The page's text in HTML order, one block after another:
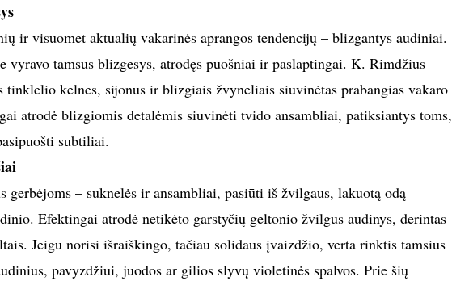
ir visuomet aktualių vakarinės aprangos tendencijų – blizgantys audiniai.
vyravo tamsus blizgesys, atrodęs puošniai ir paslaptingai. K. Rimdžius
tinklelio kelnes, sijonus ir blizgiais žvyneliais siuvinėtas prabangias vakaro
atrodė blizgiomis detalėmis siuvinėti tvido ansambliai, patiksiantys toms,
subtiliai.
gerbėjoms – suknelės ir ansambliai, pasiūti iš žvilgaus, lakuotą odą
Efektingai atrodė netikėto garstyčių geltonio žvilgus audinys, derintas
Jeigu norisi išraiškingo, tačiau solidaus įvaizdžio, verta rinktis tamsius
pavyzdžiui, juodos ar gilios slyvų violetinės spalvos. Prie šių